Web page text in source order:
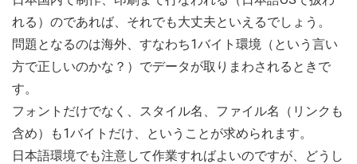
れる）のであれば、それでも大丈夫といえるでしょう。
問題となるのは海外、すなわち1バイト環境（という言い
方で正しいのかな？）でデータが取りまわされるときで
す。
フォントだけでなく、スタイル名、ファイル名（リンクも
含め）も1バイトだけ、ということが求められます。
日本語環境でも注意して作業すればよいのですが、どうし